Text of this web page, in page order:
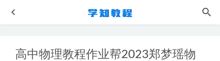
高中物理教程作业帮2023郑梦瑶物